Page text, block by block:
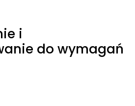
i
do wymagań